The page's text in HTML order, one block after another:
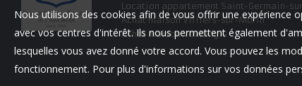
Location appartement Saint-Germain-
Achat maison Villiers-sur-Morin
Achat maison Voulangis
Nous utilisons des cookies afin de vous offrir une
avec vos centres d'intérêt. Ils nous permettent également
lesquelles vous avez donné votre accord. Vous pouvez les
fonctionnement. Pour plus d'informations sur vos données